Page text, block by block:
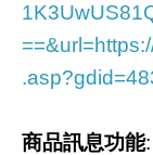
商品訊息功能: